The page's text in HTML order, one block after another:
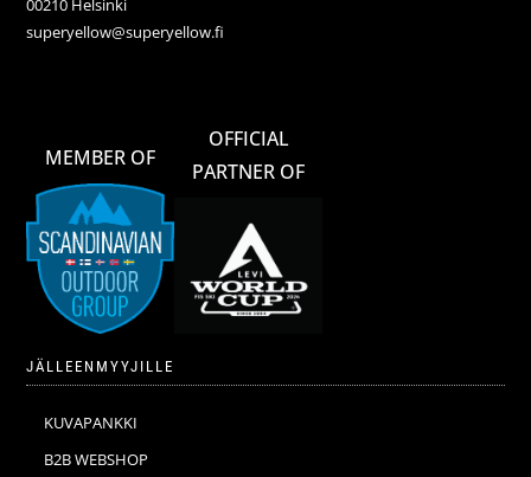
00210 Helsinki
superyellow@superyellow.fi
MEMBER OF
OFFICIAL
PARTNER OF
JÄLLEENMYYJILLE
KUVAPANKKI
B2B WEBSHOP